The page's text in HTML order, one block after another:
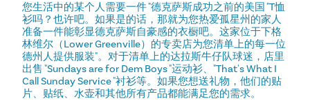
您生活中的某个人需要一件 "德克萨斯成功之前的美国 "T恤
衫吗？也许吧。如果是的话，那就为您热爱孤星州的家人
准备一件能彰显德克萨斯自豪感的衣橱吧。这家位于下格
林维尔（Lower Greenville）的专卖店为您清单上的每一位
德州人提供服装"。对于清单上的达拉斯牛仔队球迷，店里
出售 "Sundays are for Dem Boys "运动衫、"That's What I
Call Sunday Service "衬衫等。如果您想送礼物，他们的贴
片、贴纸、水壶和其他所有产品都能满足您的需求。